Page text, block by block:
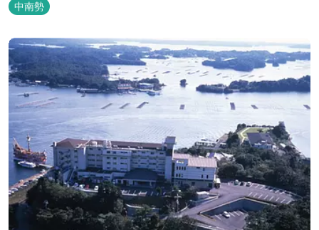
の“HACIENDA”は、スペイン語で荘園の主の館を...
中南勢